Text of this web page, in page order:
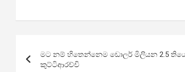
ce
o
o
tt at
A
e
a
ar
navigation
මට නම් හිතෙන්නෙම ඩොලර් මිලියන 2.5
කුට්ටිආරච්චි